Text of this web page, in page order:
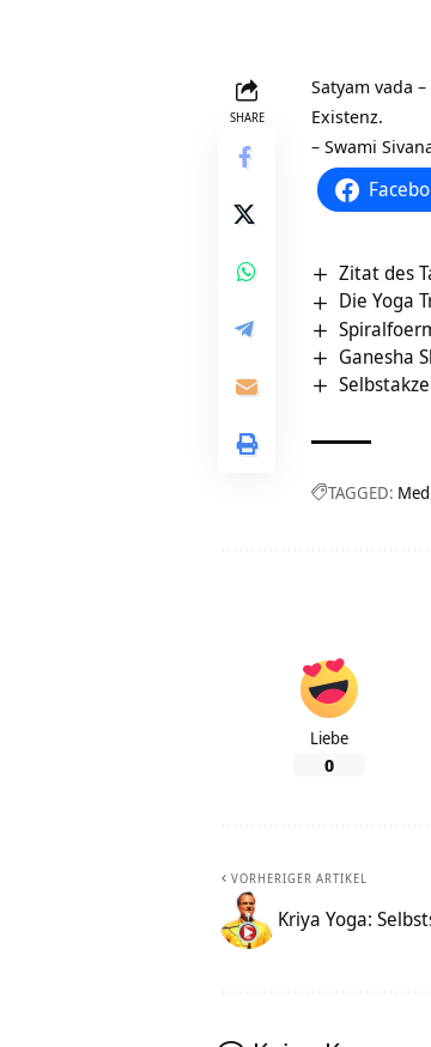
SHARE
Satyam vada
Existenz.
– Swami
Zitat des
Die Yoga
Ganesha
TAGGED:
Liebe
0
VORHERIGER ARTIKEL
Kriya Yoga: